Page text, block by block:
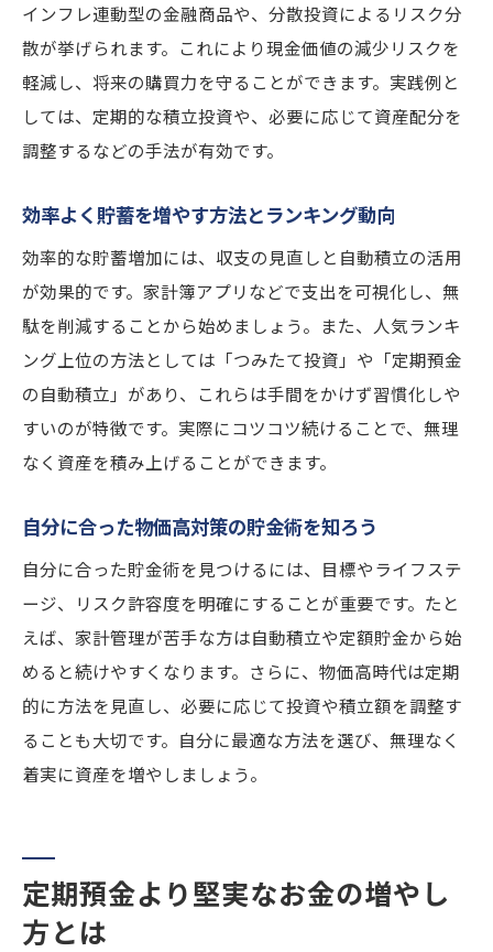
インフレ連動型の金融商品や、分散投資によるリスク分
散が挙げられます。これにより現金価値の減少リスクを
軽減し、将来の購買力を守ることができます。実践例と
しては、定期的な積立投資や、必要に応じて資産配分を
調整するなどの手法が有効です。
効率よく貯蓄を増やす方法とランキング動向
効率的な貯蓄増加には、収支の見直しと自動積立の活用
が効果的です。家計簿アプリなどで支出を可視化し、無
駄を削減することから始めましょう。また、人気ランキ
ング上位の方法としては「つみたて投資」や「定期預金
の自動積立」があり、これらは手間をかけず習慣化しや
すいのが特徴です。実際にコツコツ続けることで、無理
なく資産を積み上げることができます。
自分に合った物価高対策の貯金術を知ろう
自分に合った貯金術を見つけるには、目標やライフステ
ージ、リスク許容度を明確にすることが重要です。たと
えば、家計管理が苦手な方は自動積立や定額貯金から始
めると続けやすくなります。さらに、物価高時代は定期
的に方法を見直し、必要に応じて投資や積立額を調整す
ることも大切です。自分に最適な方法を選び、無理なく
着実に資産を増やしましょう。
定期預金より堅実なお金の増やし
方とは